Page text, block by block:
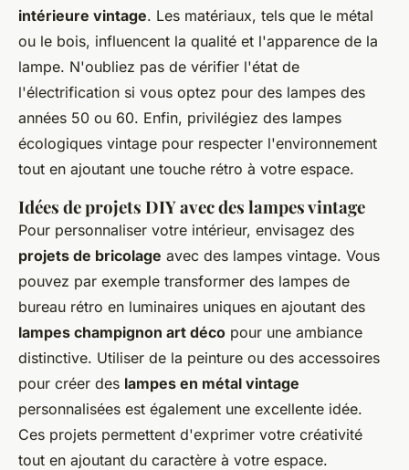
intérieure vintage. Les matériaux, tels que le métal
ou le bois, influencent la qualité et l'apparence de la
lampe. N'oubliez pas de vérifier l'état de
l'électrification si vous optez pour des lampes des
années 50 ou 60. Enfin, privilégiez des lampes
écologiques vintage pour respecter l'environnement
tout en ajoutant une touche rétro à votre espace.
Idées de projets DIY avec des lampes vintage
Pour personnaliser votre intérieur, envisagez des
projets de bricolage avec des lampes vintage. Vous
pouvez par exemple transformer des lampes de
bureau rétro en luminaires uniques en ajoutant des
lampes champignon art déco pour une ambiance
distinctive. Utiliser de la peinture ou des accessoires
pour créer des lampes en métal vintage
personnalisées est également une excellente idée.
Ces projets permettent d'exprimer votre créativité
tout en ajoutant du caractère à votre espace.